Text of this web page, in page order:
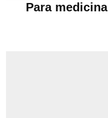
Para medicina